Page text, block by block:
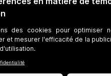
vos horaires de bus